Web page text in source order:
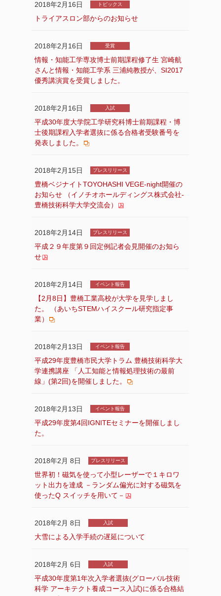
2018年2月16日 トピックス
トライアスロン部からのお知らせ
2018年2月16日 受賞
情報・知能工学専攻博士前期課程修了生 宮崎航
さんと情報・知能工学系 三浦純教授が、SI2017
優秀講演賞を受賞しました。
2018年2月16日 入試
平成30年度大学院工学研究科博士前期課程・博
士後期課程入学者選抜に係る合格者受験番号を
発表しました。
2018年2月15日 プレスリリース
豊橋ベジナイトTOYOHASHI VEGE-night開催の
お知らせ （イノチオホールディングス株式会社-
豊橋技術科学大学交流会）
2018年2月14日 プレスリリース
平成２９年度第９回定例記者会見開催のお知ら
せ
2018年2月14日 イベント報告
【2月8日】豊橋工業高校が大学を見学しまし
た。 （あいちSTEMハイスクール研究指定事
業）
2018年2月13日 イベント報告
平成29年度豊橋市民大学トラム 豊橋技術科学大
学連携講座 「人工知能と情報処理技術の最前
線」(第2回)を開催しました。
2018年2月13日 イベント報告
平成29年度第4回IGNITEセミナーを開催しまし
た。
2018年2月 8日 プレスリリース
世界初！磁気を使って小型レーザーで１キロワ
ット出力を達成 －ランダム偏光に対する磁気を
使ったQ スイッチを用いて－
2018年2月 8日 入試
大雪による入学手続の遅延について
2018年2月 6日 入試
平成30年度第1年次入学者選抜(グローバル技術
科学 アーキテクト養成コース入試)に係る合格結